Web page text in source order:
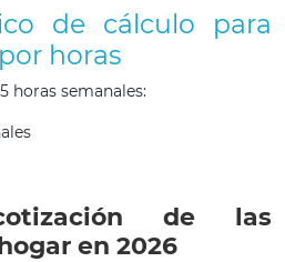
de cálculo para
horas
horas semanales:
de las
en 2026